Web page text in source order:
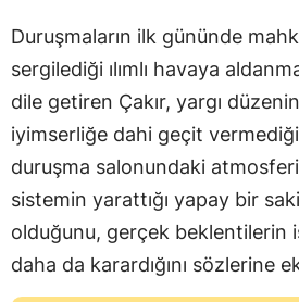
Duruşmaların ilk gününde
sergilediği ılımlı havaya
dile getiren Çakır, yargı
iyimserliğe dahi geçit
duruşma salonundaki
sistemin yarattığı yapay bir
olduğunu, gerçek beklentilerin
daha da karardığını sözlerine